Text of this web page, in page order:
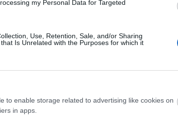
my Personal Data for Targeted
Use, Retention, Sale, and/or Sharing
Is Unrelated with the Purposes for which it
to enable storage related to advertising like cookies on
in apps.
Még még még! »